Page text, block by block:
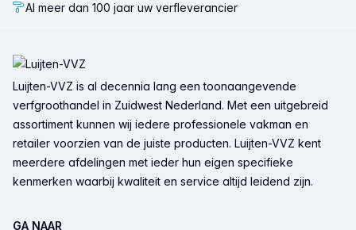
Al meer dan 100 jaar uw verfleverancier
Luijten-VVZ is al decennia lang een toonaangevende
verfgroothandel in Zuidwest Nederland. Met een uitgebreid
assortiment kunnen wij iedere professionele vakman en
retailer voorzien van de juiste producten. Luijten-VVZ kent
meerdere afdelingen met ieder hun eigen specifieke
kenmerken waarbij kwaliteit en service altijd leidend zijn.
GA NAAR